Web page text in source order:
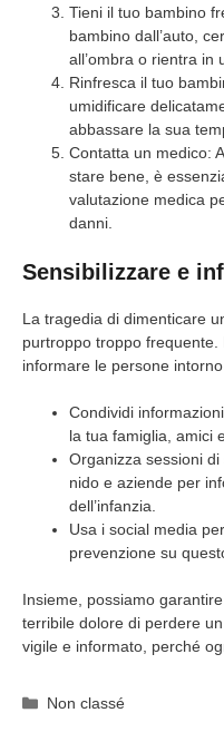
Tieni il tuo bambino
bambino dall’auto,
all’ombra o rientra in
Rinfresca il tuo
umidificare
abbassare la sua
Contatta un medico:
stare bene, è
valutazione medica
danni.
Sensibilizzare e
La tragedia di dimenticare
purtroppo troppo
informare le persone
Condividi
la tua famiglia, amici
Organizza sessioni
nido e aziende per
dell’infanzia.
Usa i social media
prevenzione su
Insieme, possiamo
terribile dolore di perdere
vigile e informato, perché
Categorie
Non classé